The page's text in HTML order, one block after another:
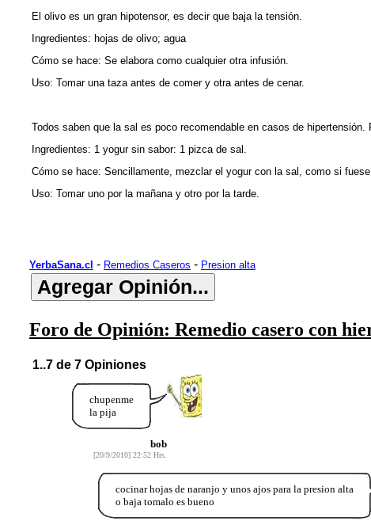
El olivo es un gran hipotensor, es decir que baja la tensión.
Ingredientes: hojas de olivo; agua
Cómo se hace: Se elabora como cualquier otra infusión.
Uso: Tomar una taza antes de comer y otra antes de cenar.
Todos saben que la sal es poco recomendable en casos de
Ingredientes: 1 yogur sin sabor: 1 pizca de sal.
Cómo se hace: Sencillamente, mezclar el yogur con la sal, como si
Uso: Tomar uno por la mañana y otro por la tarde.
YerbaSana.cl - Remedios Caseros - Presion alta
Foro de Opinión: Remedio casero con
1..7 de 7 Opiniones
chupenme
la pija
bob
[20/9/2010] 22:52 Hrs.
cocinar hojas de naranjo y unos ajos para la presion alta
o baja tomalo es bueno